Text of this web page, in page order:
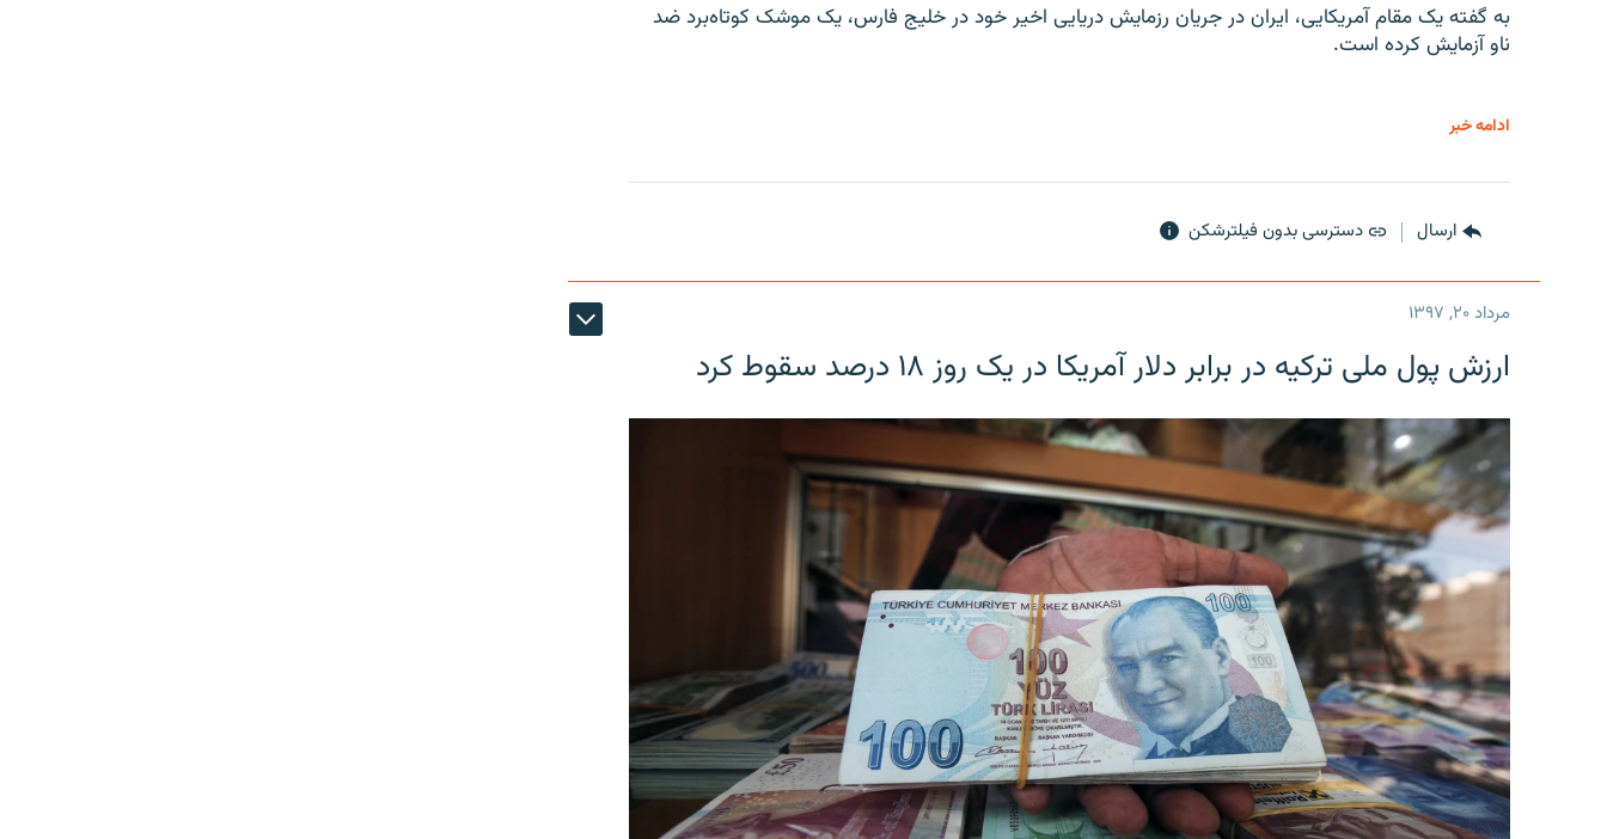
به گفته یک مقام آمریکایی، ایران در جریان رزمایش دریایی اخیر خود در خلیج فارس، یک موشک کوتاه‌برد ضد
ناو آزمایش کرده است.
ادامه خبر
ارسال دسترسی بدون فیلترشکن
مرداد ۲۰, ۱۳۹۷
ارزش پول ملی ترکیه در برابر دلار آمریکا در یک روز ۱۸ درصد سقوط کرد